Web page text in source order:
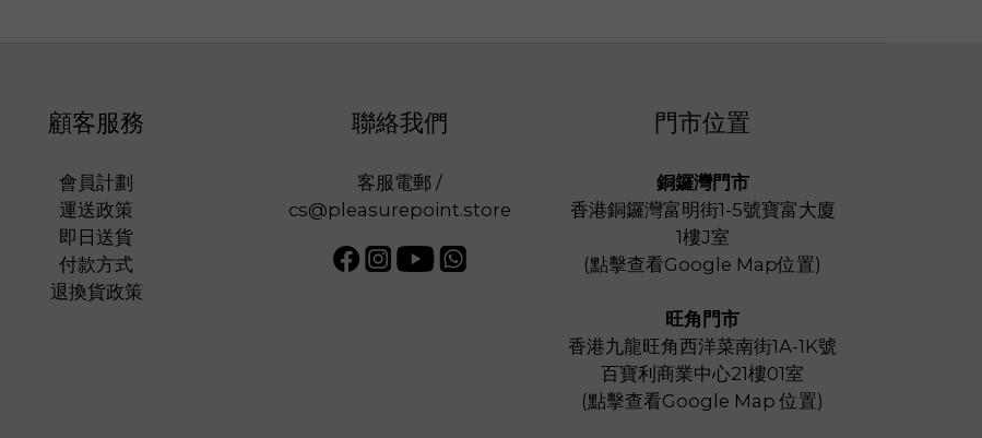
顧客服務
會員計劃
運送政策
即日送貨
付款方式
退換貨政策
聯絡我們
客服電郵 /
cs@pleasurepoint.store
門市位置
銅鑼灣門市
香港銅鑼灣富明街1-5號寶富大廈
1樓J室
(點擊查看Google Map位置)
旺角門市
香港九龍旺角西洋菜南街1A-1K號
百寶利商業中心21樓01室
(點擊查看Google Map 位置)